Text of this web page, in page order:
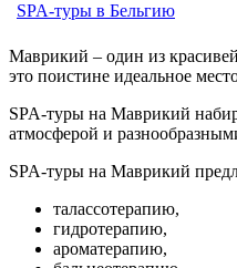
SPA-туры в Бельгию
Маврикий – один из
это поистине идеальное
SPA-туры на Маврикий
атмосферой и
SPA-туры на Маврикий
талассотерапию,
гидротерапию,
ароматерапию,